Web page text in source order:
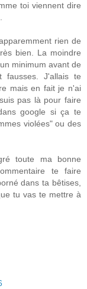
toi viennent dire
rien de
bien. La moindre
minimum avant de
fausses. J'allais te
mais en fait je n'ai
pas là pour faire
google si ça te
violées" ou des
toute ma bonne
te faire
dans ta bêtises,
tu vas te mettre à